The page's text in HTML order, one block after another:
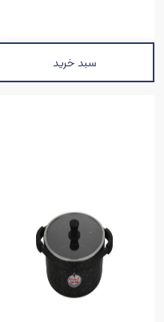
سبد خرید